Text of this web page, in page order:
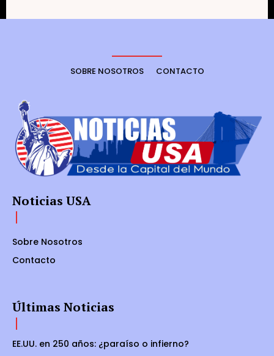
SOBRE NOSOTROS CONTACTO
Noticias USA
Sobre Nosotros
Contacto
Últimas Noticias
EE.UU. en 250 años: ¿paraíso o infierno?